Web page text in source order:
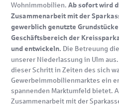
Wohnimmobilien.Ab sofort wird
Zusammenarbeit mit der
gewerblich genutzte
Geschäftsbereich der
und entwickeln. Die Betreuung
unserer Niederlassung in Ulm
dieser Schritt in Zeiten des sich
Gewerbeimmobilienmarktes ein
spannenden Marktumfeld bietet.
Zusammenarbeit mit der